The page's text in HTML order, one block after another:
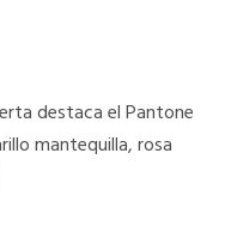
destaca el Pantone
mantequilla, rosa